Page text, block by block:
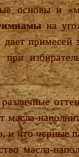
основы и
на
примесей
масла-
и что черные
масла-